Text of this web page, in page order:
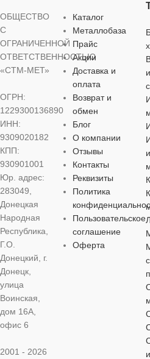
НАЗНАЧЕНИЕ
для строительства,
для хозяйственно-
ВИД РАБОТ
для внутренних
работ
ЦВЕТ
серебристый
МАТЕРИАЛ
оцинкованная сталь
НАЗНАЧЕНИЕ
для
для хозяйственно-
бытовых нужд
ВИД РАБОТ
для
работ
ЦВЕТ
серебристый
оцинкованная
ОБЩЕСТВО
С
ОГРАНИЧЕННОЙ
ОТВЕТСТВЕННОСТЬЮ
«СТМ-МЕТ»
ОГРН:
1229300136890
ИНН:
9309020182
КПП:
930901001
Юр. адрес:
283049,
Донецкая
Народная
Республика,
Г.О.
Донецкий, г.
Донецк,
улица
Воинская,
дом 16А,
офис 6
2001 - 2026
Каталог
Металлобаза
Прайс
Акции
Доставка и
оплата
Возврат и
обмен
Блог
О компании
Отзывы
Контакты
Реквизиты
Политика
Пользовательское
соглашение
Оферта
и
и